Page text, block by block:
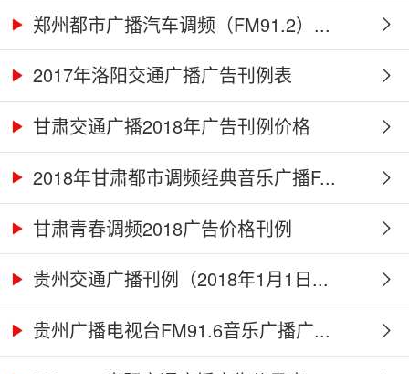
郑州都市广播汽车调频（FM91.2）...
2017年洛阳交通广播广告刊例表
甘肃交通广播2018年广告刊例价格
2018年甘肃都市调频经典音乐广播F...
甘肃青春调频2018广告价格刊例
贵州交通广播刊例（2018年1月1日...
贵州广播电视台FM91.6音乐广播广...